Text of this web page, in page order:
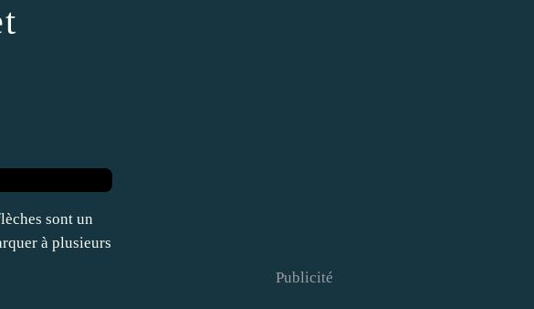
sont un
à plusieurs
Publicité